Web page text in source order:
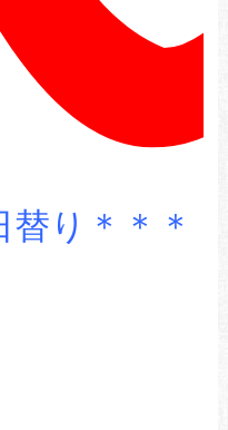
替り＊＊＊